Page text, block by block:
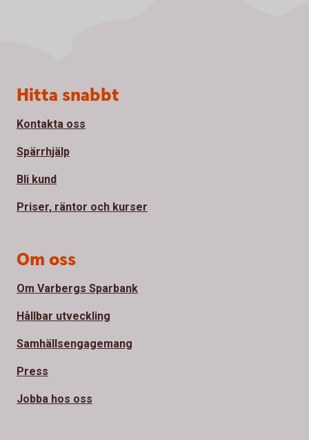
Sidfot
Hitta snabbt
Kontakta oss
Spärrhjälp
Bli kund
Priser, räntor och kurser
Om oss
Om Varbergs Sparbank
Hållbar utveckling
Samhällsengagemang
Press
Jobba hos oss